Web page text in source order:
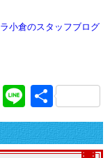
Twitter
Line共
有
小倉のスタッフブログ